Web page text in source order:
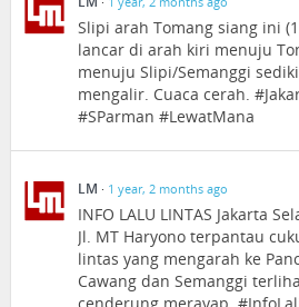
Slipi arah Tomang siang ini
lancar di arah kiri menuju
menuju Slipi/Semanggi
mengalir. Cuaca cerah.
#SParman #LewatMana
LM · 1 year, 2 months ago
INFO LALU LINTAS Jakarta
Jl. MT Haryono terpantau
lintas yang mengarah ke
Cawang dan Semanggi